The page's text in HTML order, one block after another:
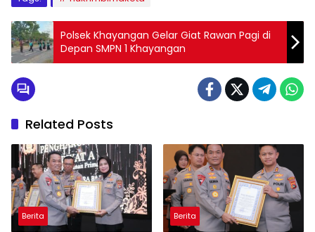
Polsek Khayangan Gelar Giat Rawan Pagi di
Depan SMPN 1 Khayangan
Related Posts
Berita Berita